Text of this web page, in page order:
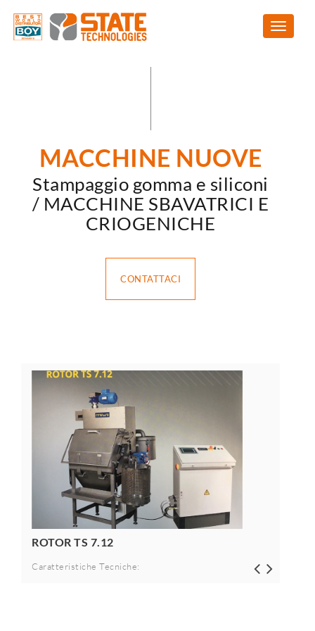
MACCHINE NUOVE
Stampaggio gomma e siliconi
/ MACCHINE SBAVATRICI E
CRIOGENICHE
CONTATTACI
ROTOR TS 7.12
Caratteristiche Tecniche: